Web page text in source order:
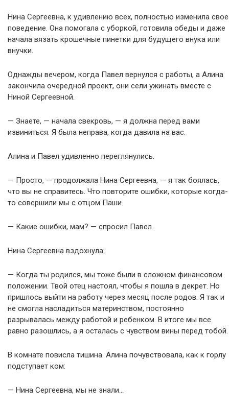
Нина Сергеевна, к удивлению всех, полностью изменила свое
поведение. Она помогала с уборкой, готовила обеды и даже
начала вязать крошечные пинетки для будущего внука или
внучки.
Однажды вечером, когда Павел вернулся с работы, а Алина
закончила очередной проект, они сели ужинать вместе с
Ниной Сергеевной.
— Знаете, — начала свекровь, — я должна перед вами
извиниться. Я была неправа, когда давила на вас.
Алина и Павел удивленно переглянулись.
— Просто, — продолжала Нина Сергеевна, — я так боялась,
что вы не справитесь. Что повторите ошибки, которые когда-
то совершили мы с отцом Паши.
— Какие ошибки, мам? — спросил Павел.
Нина Сергеевна вздохнула:
— Когда ты родился, мы тоже были в сложном финансовом
положении. Твой отец настоял, чтобы я пошла в декрет. Но
пришлось выйти на работу через месяц после родов. Я так и
не смогла насладиться материнством, постоянно
разрывалась между работой и ребенком. В итоге мы все
равно разошлись, а я осталась с чувством вины перед тобой.
В комнате повисла тишина. Алина почувствовала, как к горлу
подступает ком:
— Нина Сергеевна, мы не знали…